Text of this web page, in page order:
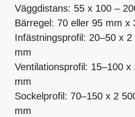
Väggdistans: 55 x 100 –
Bärregel: 70 eller 95 mm x
Infästningsprofil: 20–50 x
mm
Ventilationsprofil: 15–100
mm
Sockelprofil: 70–150 x 2
mm